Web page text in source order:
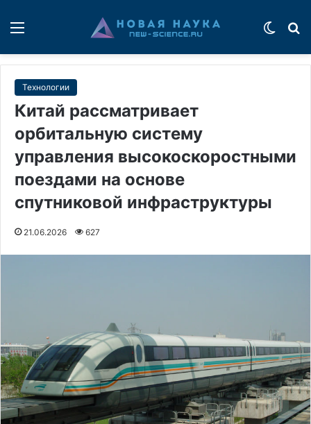
Технологии
Китай рассматривает
орбитальную систему
управления высокоскоростными
поездами на основе
спутниковой инфраструктуры
21.06.2026 627